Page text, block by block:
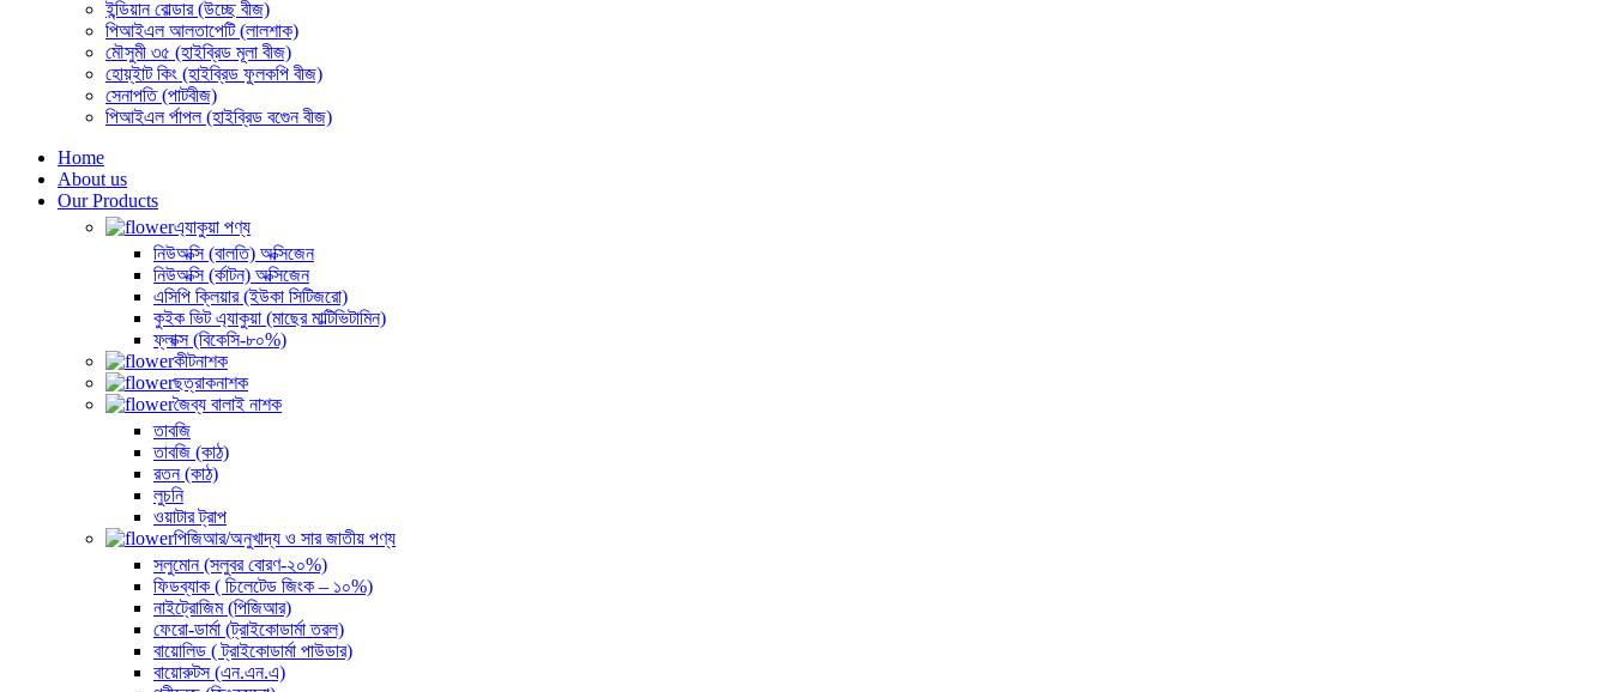
ইন্ডিয়ান বোল্ডার (উচ্ছে বীজ)
পিআইএল আলতাপেটি (লালশাক)
মৌসুমী ৩৫ (হাইব্রিড মূলা বীজ)
হোয়্ইাট কিং (হাইব্রিড ফুলকপি বীজ)
সেনাপতি (পাটবীজ)
পিআইএল র্পাপল (হাইব্রিড বগেুন বীজ)
Home
About us
Our Products
এ্যাকুয়া পণ্য
নিউঅক্সি (বালতি) অক্সিজেন
নিউঅক্সি (র্কাটন) অক্সিজেন
এসিপি ক্লিয়ার (ইউকা সিটিজরো)
কুইক ভিট এ্যাকুয়া (মাছের মাল্টিভিটামিন)
ফ্লাক্স (বিকেসি-৮০%)
কীটনাশক
ছত্রাকনাশক
জৈব্য বালাই নাশক
তাবজি
তাবজি (কাঠ)
রতন (কাঠ)
লুচনি
ওয়াটার ট্রাপ
পিজিআর/অনুখাদ্য ও সার জাতীয় পণ্য
সলুমোন (সলুবর বোরণ-২০%)
ফিডব্যাক ( চিলেটেড জিংক – ১০%)
নাইট্রোজিম (পিজিআর)
ফেরো-ডার্মা (ট্রাইকোডার্মা তরল)
বায়োলিড ( ট্রাইকোডার্মা পাউডার)
বায়োরুটস (এন.এন.এ)